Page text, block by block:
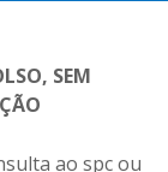
SEM
ao spc ou